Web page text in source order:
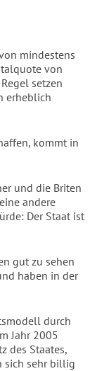
mindestens
von
setzen
erheblich
kommt in
und die Briten
andere
Der Staat ist
gut zu sehen
haben in der
durch
Jahr 2005
des Staates,
sich sehr billig